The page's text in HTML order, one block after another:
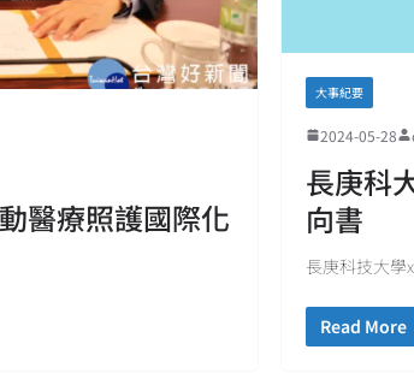
醫療照護國際化
大事紀要
2024-05-28
長庚科
向書
長庚科技大學
Read More